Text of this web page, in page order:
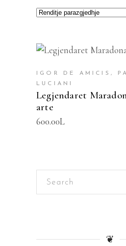
SHTOJE NË
IGOR DE AMICIS,
LUCIANI
Legjendaret
arte
600.00L
Search
❦